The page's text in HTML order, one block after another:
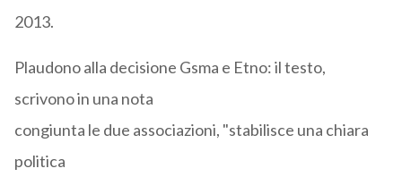
2013.
Plaudono alla decisione Gsma e Etno: il testo,
scrivono in una nota
congiunta le due associazioni, "stabilisce una chiara
politica